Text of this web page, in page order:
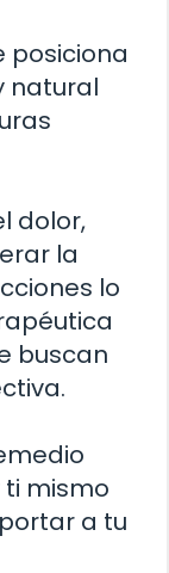
posiciona
natural
dolor,
la
lo
buscan
mismo
a tu